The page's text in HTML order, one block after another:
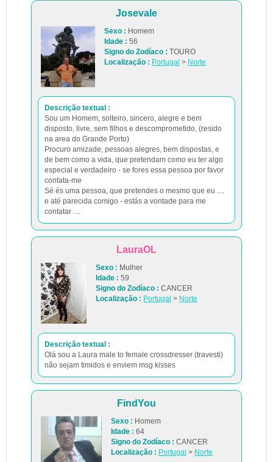
Josevale
Sexo : Homem
Idade : 56
Signo do Zodíaco : TOURO
Localização : Portugal > Norte
Descrição textual :
Sou um Homem, solteiro, sincero, alegre e bem
disposto, livre, sem filhos e descomprometido, (resido
na area do Grande Porto)
Procuro amizade, pessoas alegres, bem dispostas, e
de bem como a vida, que pretendam como eu ter algo
especial e verdadeiro - se fores essa pessoa por favor
contata-me
Sé és uma pessoa, que pretendes o mesmo que eu ....
e até parecida comigo - estás a vontade para me
contatar ....
LauraOL
Sexo : Mulher
Idade : 59
Signo do Zodíaco : CANCER
Localização : Portugal > Norte
Descrição textual :
Olá sou a Laura male to female crossdresser (travesti)
não sejam timidos e enviem msg kisses
FindYou
Sexo : Homem
Idade : 64
Signo do Zodíaco : CANCER
Localização : Portugal > Norte